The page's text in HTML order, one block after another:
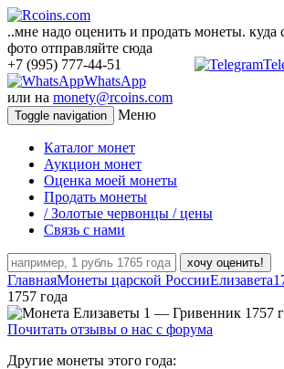
..мне надо оценить и продать монеты. куда
фото отправляйте сюда
+7 (995) 777-44-51
WhatsApp
или на monety@rcoins.com
Toggle navigation Меню
Каталог монет
Аукцион монет
Оценка моей монеты
Продать монеты
/ Золотые червонцы / цены
Связь с нами
хочу оценить!
ГлавнаяМонеты царской РоссииЕлизавета
1757 года
Почитать отзывы о нас с форума
Другие монеты этого года: